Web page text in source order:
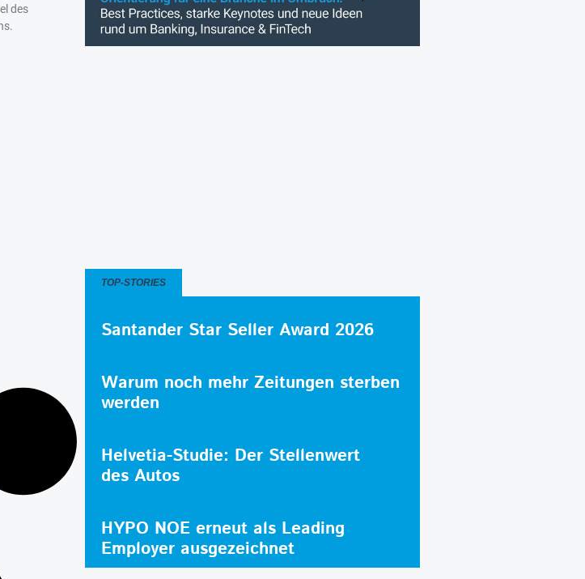
des
TOP-STORIES
Santander Star Seller Award 2026
Warum noch mehr Zeitungen sterben
werden
Helvetia-Studie: Der Stellenwert
des Autos
HYPO NOE erneut als Leading
Employer ausgezeichnet